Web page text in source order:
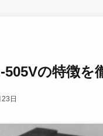
の特徴を
日